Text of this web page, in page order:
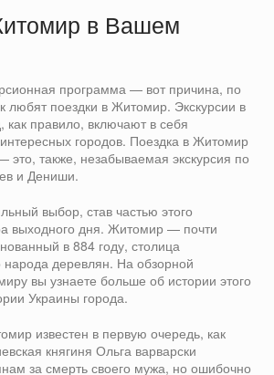
в Вашем
программа — вот причина, по
любят поездки в Житомир. Экскурсии в
как правило, включают в себя
городов. Поездка в Житомир
также, незабываемая экскурсия по
и Дениши.
выбор, став частью этого
выходного дня. Житомир — почти
в 884 году, столица
народа деревлян. На обзорной
вы узнаете больше об истории этого
Украины города.
известен в первую очередь, как
княгиня Ольга варварски
за смерть своего мужа, но ошибочно